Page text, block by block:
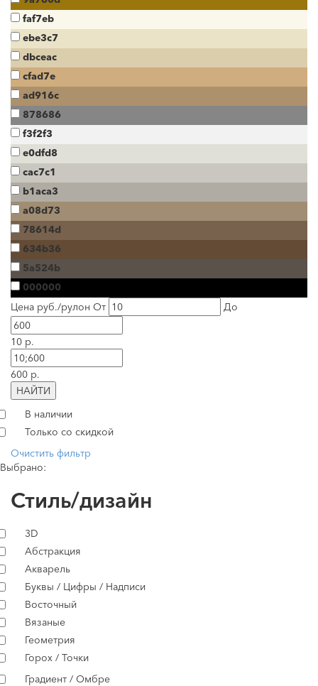
faf7eb
ebe3c7
dbceac
cfad7e
ad916c
878686
f3f2f3
e0dfd8
cac7c1
b1aca3
a08d73
78614d
634b36
5a524b
000000
Цена руб./рулон От До
10 р.
600 р.
НАЙТИ
В наличии
Только со скидкой
Очистить фильтр
Выбрано:
Стиль/дизайн
3D
Абстракция
Акварель
Буквы / Цифры / Надписи
Восточный
Вязаные
Геометрия
Горох / Точки
Градиент / Омбре